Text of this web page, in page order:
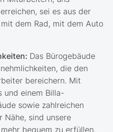
sei es aus der
dem Rad, mit dem Auto
Das Bürogebäude
die den
bereichern. Mit
und einem Billa-
sowie zahlreichen
Nähe, sind unsere
bequem zu erfüllen.